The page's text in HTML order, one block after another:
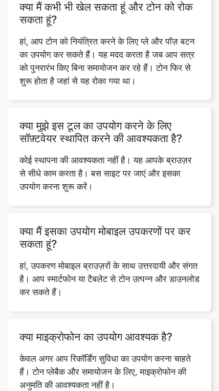
क्या मैं कभी भी खेल सकता हूं और टोन को रोक
सकता हूं?
हां, आप टोन को नियंत्रित करने के लिए प्ले और पॉज़ बटन
का उपयोग कर सकते हैं। यह मदद करता है जब आप सत्र
को पुनरारंभ किए बिना समायोजन कर रहे हैं। टोन फिर से
शुरू होता है जहां से यह रोका गया था।
क्या मुझे इस टूल का उपयोग करने के लिए
सॉफ़्टवेयर स्थापित करने की आवश्यकता है?
कोई स्थापना की आवश्यकता नहीं है। यह आपके ब्राउज़र
से सीधे काम करता है। बस साइट पर जाएं और इसका
उपयोग करना शुरू करें।
क्या मैं इसका उपयोग मोबाइल उपकरणों पर कर
सकता हूं?
हां, उपकरण मोबाइल ब्राउज़रों के साथ उत्तरदायी और संगत
है। आप स्मार्टफोन या टैबलेट से टोन उत्पन्न और डाउनलोड
कर सकते हैं।
क्या माइक्रोफोन का उपयोग आवश्यक है?
केवल अगर आप रिकॉर्डिंग सुविधा का उपयोग करना चाहते
हैं। टोन प्लेबैक और समायोजन के लिए, माइक्रोफोन की
अनुमति की आवश्यकता नहीं है।